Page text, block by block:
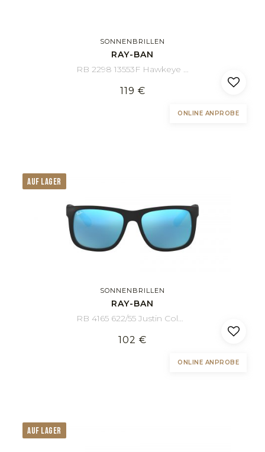
SONNENBRILLEN
RAY-BAN
RB 2298 13553F Hawkeye 52/21
119 €
ONLINE ANPROBE
AUF LAGER
SONNENBRILLEN
RAY-BAN
RB 4165 622/55 Justin Color Mix 51/16
102 €
ONLINE ANPROBE
AUF LAGER